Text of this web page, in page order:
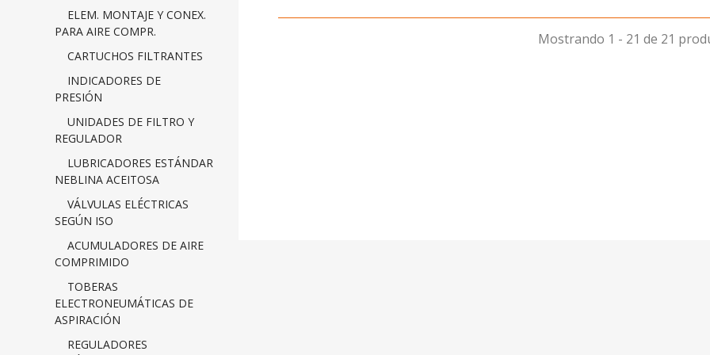
ELEM. MONTAJE Y CONEX.
PARA AIRE COMPR.
CARTUCHOS FILTRANTES
INDICADORES DE
PRESIÓN
UNIDADES DE FILTRO Y
REGULADOR
LUBRICADORES ESTÁNDAR
NEBLINA ACEITOSA
VÁLVULAS ELÉCTRICAS
SEGÚN ISO
ACUMULADORES DE AIRE
COMPRIMIDO
TOBERAS
ELECTRONEUMÁTICAS DE
ASPIRACIÓN
REGULADORES
Mostrando 1 - 21 de 21